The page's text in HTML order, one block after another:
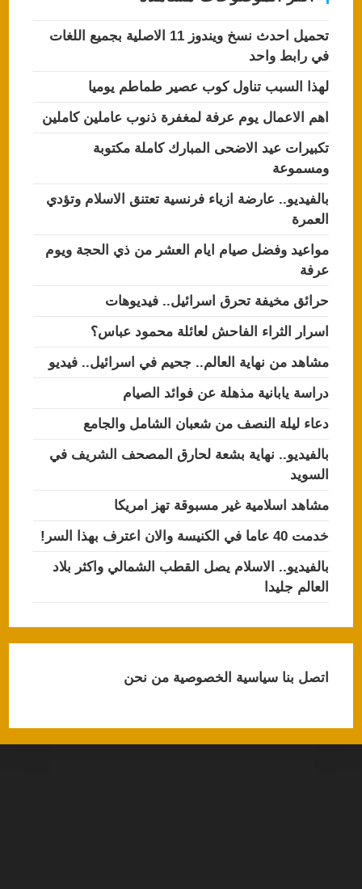
تحميل احدث نسخ ويندوز 11 الاصلية بجميع اللغات
في رابط واحد
لهذا السبب تناول كوب عصير طماطم يوميا
اهم الاعمال يوم عرفة لمغفرة ذنوب عاملين كاملين
تكبيرات عيد الاضحى المبارك كاملة مكتوبة
ومسموعة
بالفيديو.. عارضة ازياء فرنسية تعتنق الاسلام وتؤدي
العمرة
مواعيد وفضل صيام ايام العشر من ذي الحجة ويوم
عرفة
حرائق مخيفة تحرق اسرائيل.. فيديوهات
اسرار الثراء الفاحش لعائلة محمود عباس؟
مشاهد من نهاية العالم.. جحيم في اسرائيل.. فيديو
دراسة يابانية مذهلة عن فوائد الصيام
دعاء ليلة النصف من شعبان الشامل والجامع
بالفيديو.. نهاية بشعة لحارق المصحف الشريف في
السويد
مشاهد اسلامية غير مسبوقة تهز امريكا
خدمت 40 عاما في الكنيسة والان اعترف بهذا السر!
بالفيديو.. الاسلام يصل القطب الشمالي واكثر بلاد
العالم جليدا
اتصل بناسياسية الخصوصيةمن نحن